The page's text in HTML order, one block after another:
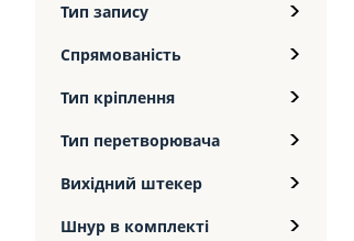
Тип запису
Спрямованість
Тип кріплення
Тип перетворювача
Вихідний штекер
Шнур в комплекті